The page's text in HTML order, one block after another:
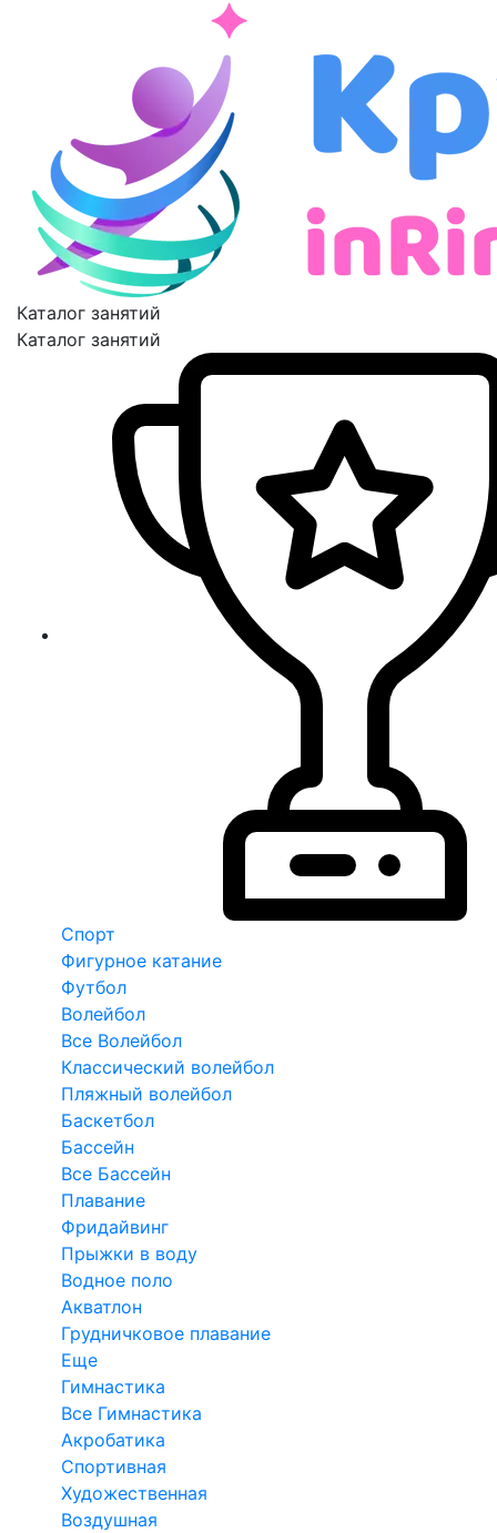
Каталог занятий
Каталог занятий
Спорт
Фигурное катание
Футбол
Волейбол
Все Волейбол
Классический волейбол
Пляжный волейбол
Баскетбол
Бассейн
Все Бассейн
Плавание
Фридайвинг
Прыжки в воду
Водное поло
Акватлон
Грудничковое плавание
Еще
Гимнастика
Все Гимнастика
Акробатика
Спортивная
Художественная
Воздушная